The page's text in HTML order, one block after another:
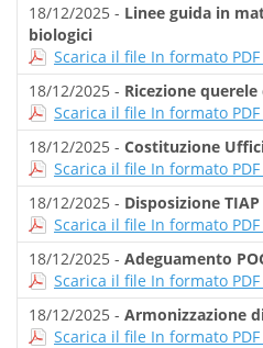
18/12/2025 - Linee guida in
biologici
Scarica il file In formato PDF
18/12/2025 - Ricezione
Scarica il file In formato PDF
18/12/2025 - Costituzione
Scarica il file In formato PDF
18/12/2025 - Disposizione TIAP
Scarica il file In formato PDF
18/12/2025 - Adeguamento
Scarica il file In formato
18/12/2025 - Armonizzazione
Scarica il file In formato PDF